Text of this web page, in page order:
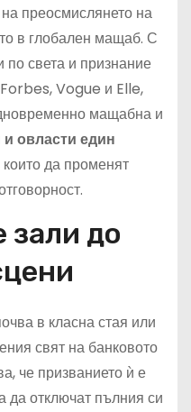
преосмислянето на
в глобален мащаб. С
по света и признание
Vogue и Elle,
мащабна и
овласти един
които да променят
зали до
в класна стая или
свят на банковото
че призванието ѝ е
да отключат пълния си